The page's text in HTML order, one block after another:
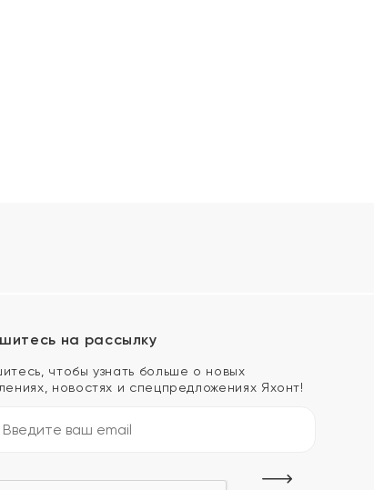
на рассылку
чтобы узнать больше о новых
новостях и спецпредложениях Яхонт!